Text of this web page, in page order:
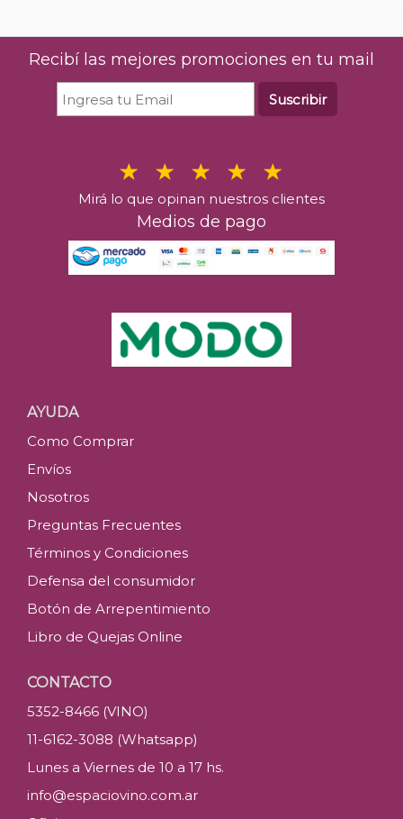
Recibí las mejores promociones en tu mail
Suscribir
Mirá lo que opinan nuestros clientes
Medios de pago
AYUDA
Como Comprar
Envíos
Nosotros
Preguntas Frecuentes
Términos y Condiciones
Defensa del consumidor
Botón de Arrepentimiento
Libro de Quejas Online
CONTACTO
5352-8466 (VINO)
11-6162-3088 (Whatsapp)
Lunes a Viernes de 10 a 17 hs.
info@espaciovino.com.ar